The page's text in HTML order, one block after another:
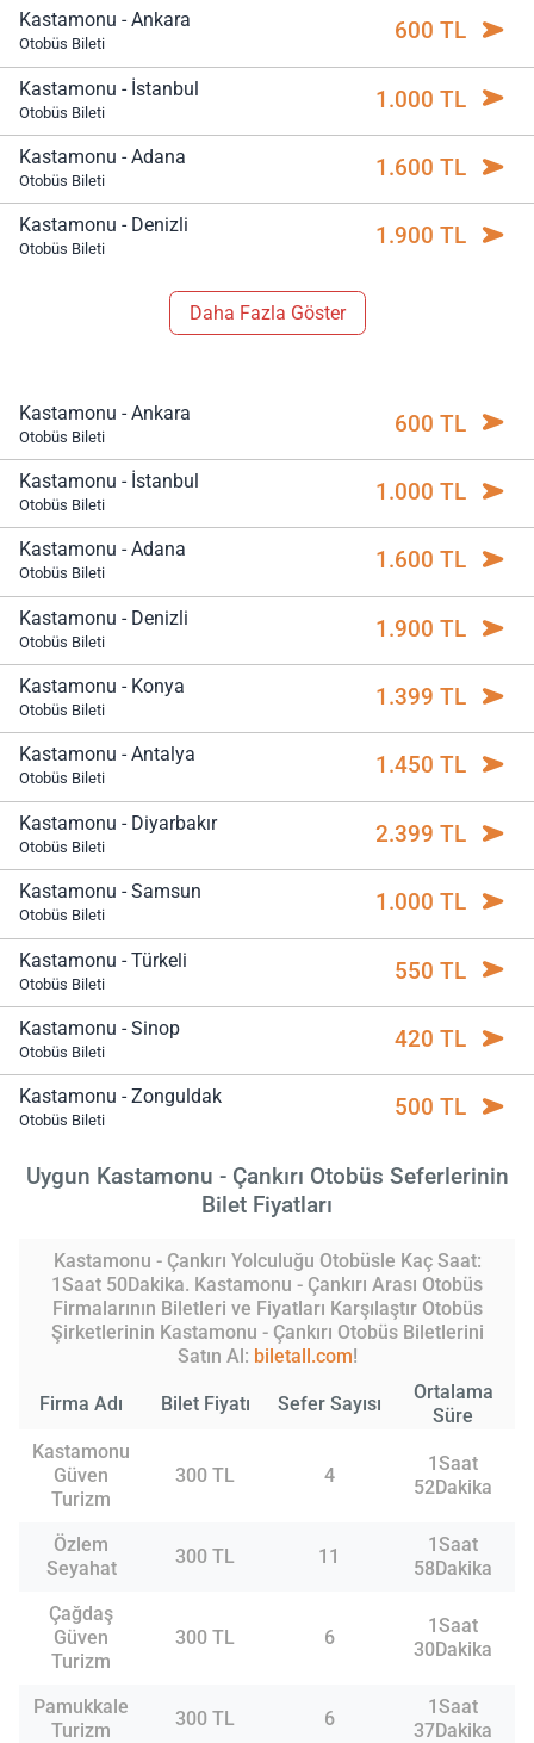
Kastamonu - Ankara
Otobüs Bileti 600 TL
Kastamonu - İstanbul
Otobüs Bileti 1.000 TL
Kastamonu - Adana
Otobüs Bileti 1.600 TL
Kastamonu - Denizli
Otobüs Bileti 1.900 TL
Daha Fazla Göster
Kastamonu - Ankara
Otobüs Bileti 600 TL
Kastamonu - İstanbul
Otobüs Bileti 1.000 TL
Kastamonu - Adana
Otobüs Bileti 1.600 TL
Kastamonu - Denizli
Otobüs Bileti 1.900 TL
Kastamonu - Konya
Otobüs Bileti 1.399 TL
Kastamonu - Antalya
Otobüs Bileti 1.450 TL
Kastamonu - Diyarbakır
Otobüs Bileti 2.399 TL
Kastamonu - Samsun
Otobüs Bileti 1.000 TL
Kastamonu - Türkeli
Otobüs Bileti 550 TL
Kastamonu - Sinop
Otobüs Bileti 420 TL
Kastamonu - Zonguldak
Otobüs Bileti 500 TL
Uygun Kastamonu - Çankırı Otobüs Seferlerinin
Bilet Fiyatları
Kastamonu - Çankırı Yolculuğu Otobüsle Kaç Saat:
1Saat 50Dakika. Kastamonu - Çankırı Arası Otobüs
Firmalarının Biletleri ve Fiyatları Karşılaştır Otobüs
Şirketlerinin Kastamonu - Çankırı Otobüs Biletlerini
Satın Al: biletall.com!
Firma Adı Bilet Fiyatı Sefer Sayısı
Ortalama
Süre
Kastamonu
Güven
Turizm
300 TL 4
1Saat
52Dakika
Özlem
Seyahat
300 TL 11
1Saat
58Dakika
Çağdaş
Güven
Turizm
300 TL 6
1Saat
30Dakika
Pamukkale
Turizm
300 TL 6
1Saat
37Dakika